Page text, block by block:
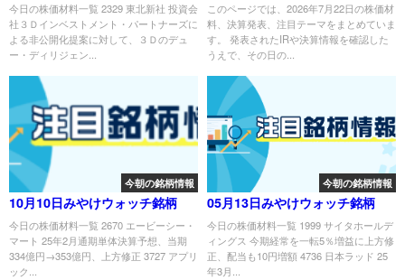
今日の株価材料一覧 2329 東北新社 投資会
社３Ｄインベストメント・パートナーズに
よる非公開化提案に対して、３Ｄのデュ
ー・ディリジェン...
このページでは、2026年7月22日の株価材
料、決算発表、注目テーマをまとめていま
す。 発表されたIRや決算情報を確認した
うえで、その日の...
今朝の銘柄情報
10月10日みやけウォッチ銘柄
今日の株価材料一覧 2670 エービーシー・
マート 25年2月通期単体決算予想、当期
334億円→353億円、上方修正 3727 アプリ
ック...
今朝の銘柄情報
05月13日みやけウォッチ銘柄
今日の株価材料一覧 1999 サイタホールデ
ィングス 今期経常を一転5％増益に上方修
正、配当も10円増額 4736 日本ラッド 25
年3月...